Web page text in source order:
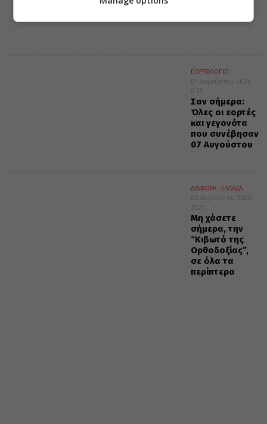
ΕΟΡΤΟΛΟΓΙΟ
07 Αυγούστου 2026
0:35
Σαν σήμερα:
Όλες οι εορτές
και γεγονότα
που συνέβησαν
07 Αυγούστου
ΔΙΑΦΟΡΑ
ΕΛΛΑΔΑ
06 Αυγούστου 2026
21:25
Μη χάσετε
σήμερα, την
“Κιβωτό της
Ορθοδοξίας”,
σε όλα τα
περίπτερα